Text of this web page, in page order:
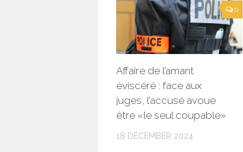
0
Affaire de l’amant
éviscéré : face aux
juges, l’accusé avoue
être «le seul coupable»
18 DECEMBER 2024